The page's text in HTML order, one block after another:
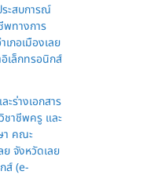
ะสบการณ์
พทางการ
ภอเมืองเลย
เล็กทรอนิกส์
ะร่างเอกสาร
ชาชีพครู และ
า คณะ
ย จังหวัดเลย
ส์ (e-